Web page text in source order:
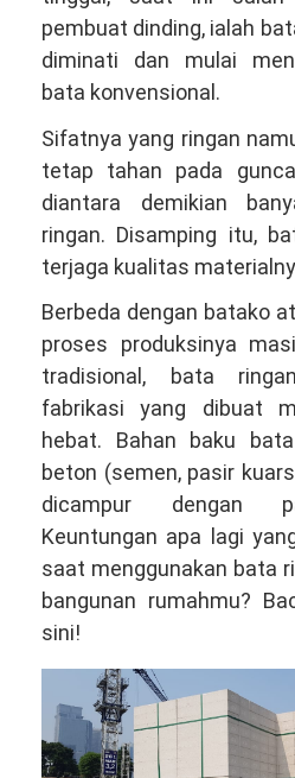
pembuat dinding, ialah
diminati dan mulai
bata konvensional.
Sifatnya yang ringan
tetap tahan pada
diantara demikian
ringan. Disamping itu,
terjaga kualitas
Berbeda dengan batako
proses produksinya
tradisional, bata
fabrikasi yang dibuat
hebat. Bahan baku
beton (semen, pasir
dicampur dengan
Keuntungan apa lagi
saat menggunakan bata
bangunan rumahmu?
sini!